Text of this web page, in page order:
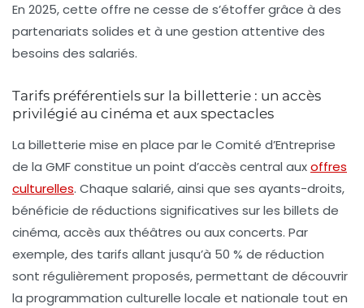
En 2025, cette offre ne cesse de s’étoffer grâce à des
partenariats solides et à une gestion attentive des
besoins des salariés.
Tarifs préférentiels sur la billetterie : un accès
privilégié au cinéma et aux spectacles
La billetterie mise en place par le Comité d’Entreprise
de la GMF constitue un point d’accès central auxoffres
culturelles. Chaque salarié, ainsi que ses ayants-droits,
bénéficie de réductions significatives sur les billets de
cinéma, accès aux théâtres ou aux concerts. Par
exemple, des tarifs allant jusqu’à 50 % de réduction
sont régulièrement proposés, permettant de découvrir
la programmation culturelle locale et nationale tout en